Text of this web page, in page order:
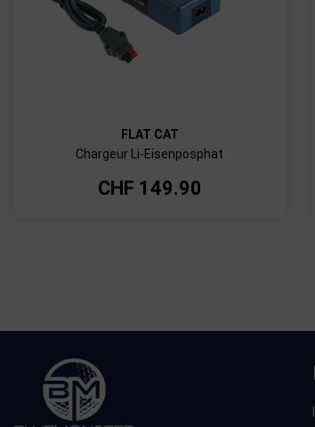
FLAT CAT
Chargeur Li-Eisenposphat
CHF 149.90